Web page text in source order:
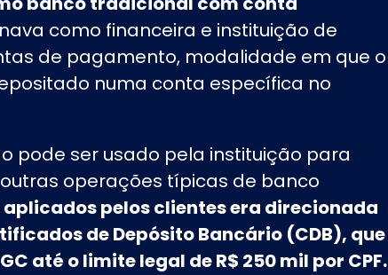
como financeira e instituição de
de pagamento, modalidade em que o
numa conta específica no
pode ser usado pela instituição para
operações típicas de banco
aplicados pelos clientes era direcionada
de Depósito Bancário (CDB), que
até o limite legal de R$ 250 mil por CPF.